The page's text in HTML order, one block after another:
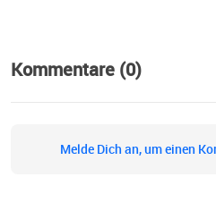
Kommentare (0)
Melde Dich an, um einen